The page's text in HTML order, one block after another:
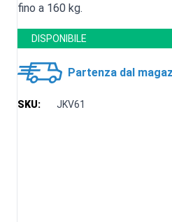
fino a 160 kg.
DISPONIBILE
Partenza dal
SKU: JKV61